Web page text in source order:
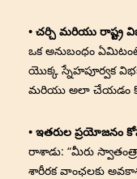
• చర్చి మరియు రాష్ట్ర
ఒక అనుబంధం
యొక్క స్నేహపూర్వక
మరియు అలా చేయడం
• ఇతరుల ప్రయోజనం
రాశాడు: “మీరు
శారీరక వాంఛలకు